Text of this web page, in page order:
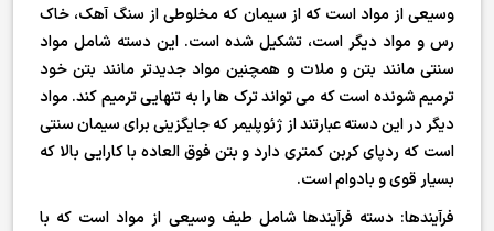
وسیعی از مواد است که از سیمان که مخلوطی از سنگ آهک، خاک
رس و مواد دیگر است، تشکیل شده است. این دسته شامل مواد
سنتی مانند بتن و ملات و همچنین مواد جدیدتر مانند بتن خود
ترمیم شونده است که می تواند ترک ها را به تنهایی ترمیم کند. مواد
دیگر در این دسته عبارتند از ژئوپلیمر که جایگزینی برای سیمان سنتی
است که ردپای کربن کمتری دارد و بتن فوق العاده با کارایی بالا که
بسیار قوی و بادوام است.
فرآیندها: دسته فرآیندها شامل طیف وسیعی از مواد است که با